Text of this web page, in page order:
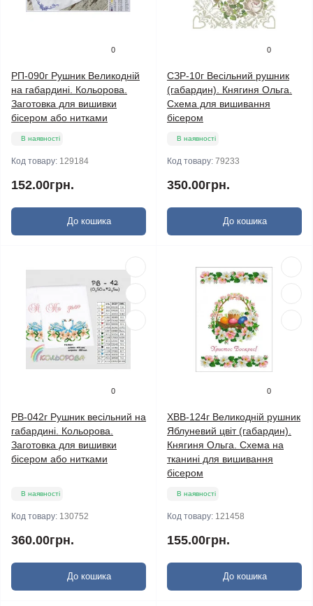
0
РП-090г Рушник Великодній
на габардині. Кольорова.
Заготовка для вишивки
бісером або нитками
В наявності
Код товару: 129184
152.00грн.
До кошика
0
СЗР-10г Весільний рушник
(габардин). Княгиня Ольга.
Схема для вишивання
бісером
В наявності
Код товару: 79233
350.00грн.
До кошика
0
РВ-042г Рушник весільний на
габардині. Кольорова.
Заготовка для вишивки
бісером або нитками
В наявності
Код товару: 130752
360.00грн.
До кошика
0
ХВВ-124г Великодній рушник
Яблуневий цвіт (габардин).
Княгиня Ольга. Схема на
тканині для вишивання
бісером
В наявності
Код товару: 121458
155.00грн.
До кошика